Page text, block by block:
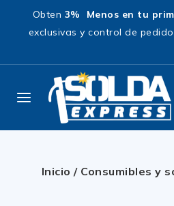
Obten 3% Menos en tu
exclusivas y control de
Inicio / Consumibles y